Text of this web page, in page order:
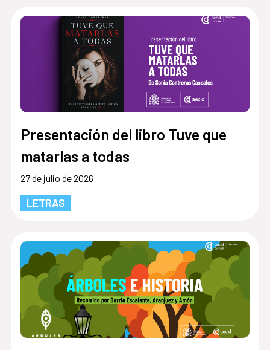
Presentación del libro Tuve que
matarlas a todas
27 de julio de 2026
LETRAS